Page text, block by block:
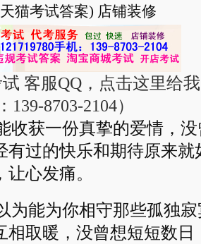
猫考试答案) 店铺装修
收获一份真挚的爱情，
有过的快乐和期待原来
心发痛。
能为你相守那些孤独寂
相取暖，没曾想短短数